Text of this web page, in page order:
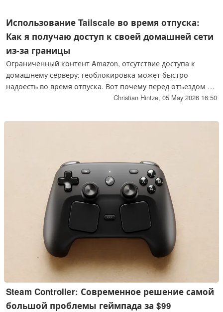
Использование Tailscale во время отпуска:
Как я получаю доступ к своей домашней сети
из-за границы
Ограниченный контент Amazon, отсутствие доступа к
домашнему серверу: геоблокировка может быстро
надоесть во время отпуска. Вот почему перед отъездом я
установил Tailscale на свой небольшой домашний
Вместе они образуют сеть, которая позволяет моим
Christian Hintze, 05 May 2026 16:50
Steam Controller: Современное решение самой
большой проблемы геймпада за $99